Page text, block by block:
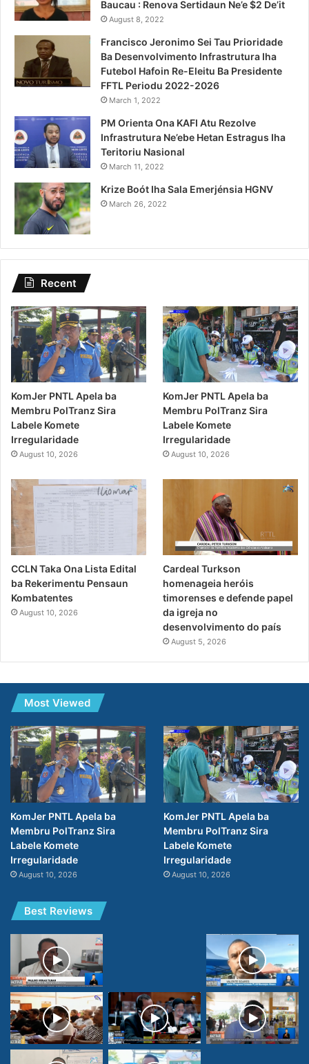
Baucau : Renova Sertidaun Ne’e $2 De’it
August 8, 2022
Francisco Jeronimo Sei Tau Prioridade
Ba Desenvolvimento Infrastrutura Iha
Futebol Hafoin Re-Eleitu Ba Presidente
FFTL Periodu 2022-2026
March 1, 2022
PM Orienta Ona KAFI Atu Rezolve
Infrastrutura Ne’ebe Hetan Estragus Iha
Teritoriu Nasional
March 11, 2022
Krize Boót Iha Sala Emerjénsia HGNV
March 26, 2022
Recent
KomJer PNTL Apela ba
Membru PolTranz Sira
Labele Komete
Irregularidade
August 10, 2026
KomJer PNTL Apela ba
Membru PolTranz Sira
Labele Komete
Irregularidade
August 10, 2026
CCLN Taka Ona Lista Edital
ba Rekerimentu Pensaun
Kombatentes
August 10, 2026
Cardeal Turkson
homenageia heróis
timorenses e defende papel
da igreja no
desenvolvimento do país
August 5, 2026
Most Viewed
KomJer PNTL Apela ba
Membru PolTranz Sira
Labele Komete
Irregularidade
August 10, 2026
KomJer PNTL Apela ba
Membru PolTranz Sira
Labele Komete
Irregularidade
August 10, 2026
Best Reviews